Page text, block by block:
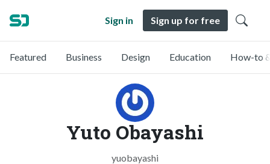
Sign in Sign up for free
Featured Business Design Education How-to
Yuto Obayashi
yuobayashi